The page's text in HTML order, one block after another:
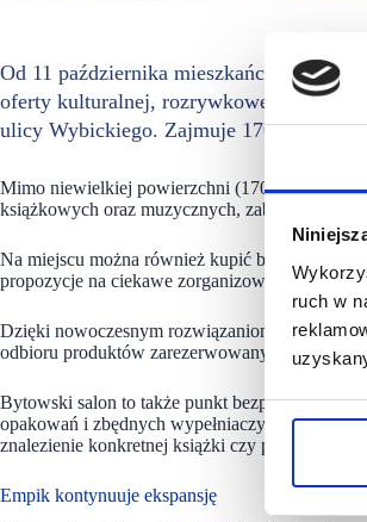
ruch w
Od 11 października mieszkańcy Bytowa
oferty kulturalnej, rozrywkowej i
ulicy Wybickiego. Zajmuje 170 mkw.
Mimo niewielkiej powierzchni (170 mkw.),
książkowych oraz muzycznych, zabawek,
Na miejscu można również kupić bilety na
propozycje na ciekawe zorganizowanie czasu
Dzięki nowoczesnym rozwiązaniom
odbioru produktów zarezerwowanych online –
Bytowski salon to także punkt bezpłatnego
opakowań i zbędnych wypełniaczy.
znalezienie konkretnej książki czy płyty na
Empik kontynuuje ekspansję